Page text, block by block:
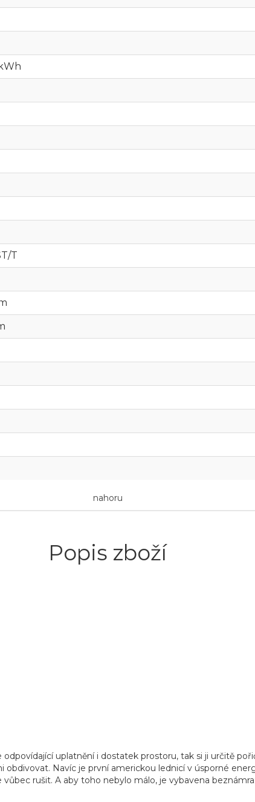
T
nahoru
Popis zboží
uplatnění i dostatek prostoru, tak si ji určitě
Navíc je první americkou lednicí v úsporné
rušit. A aby toho nebylo málo, je vybavena